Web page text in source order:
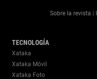
Sobre la revista |
TECNOLOGÍA
Xataka
Xataka Móvil
Xataka Foto